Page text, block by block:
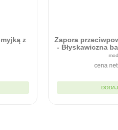
Zapora przeciwpowodziowa -
- Błyskawiczna bariera w
1 935,00
DODAJ DO KOSZYKA